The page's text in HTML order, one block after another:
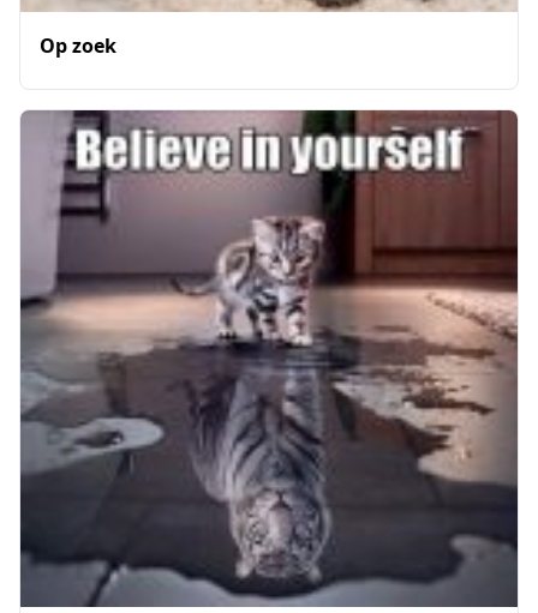
Op zoek